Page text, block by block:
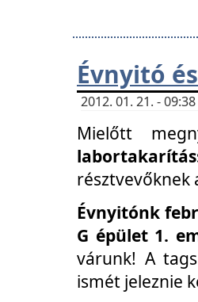
Évnyitó
2012. 01. 21. -
Mielőtt
labortakarítás
résztvevőknek
Évnyitónk
G épület 1.
várunk! A
ismét jeleznie